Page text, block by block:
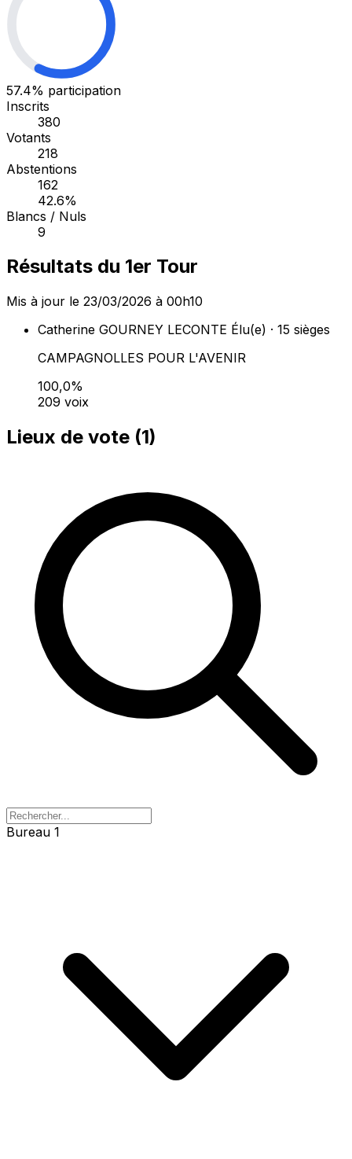
57.4% participation
Inscrits
380
Votants
218
Abstentions
162
42.6%
Blancs / Nuls
9
Résultats du 1er Tour
Mis à jour le 23/03/2026 à 00h10
Catherine GOURNEY LECONTE Élu(e) · 15 sièges
CAMPAGNOLLES POUR L'AVENIR
100,0%
209 voix
Lieux de vote (1)
Bureau 1